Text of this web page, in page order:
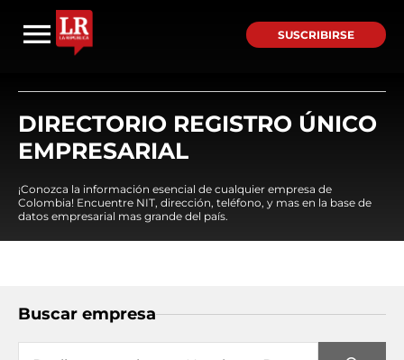
SUSCRIBIRSE
DIRECTORIO REGISTRO ÚNICO
EMPRESARIAL
¡Conozca la información esencial de cualquier empresa de
Colombia! Encuentre NIT, dirección, teléfono, y mas en la base de
datos empresarial mas grande del país.
Buscar empresa